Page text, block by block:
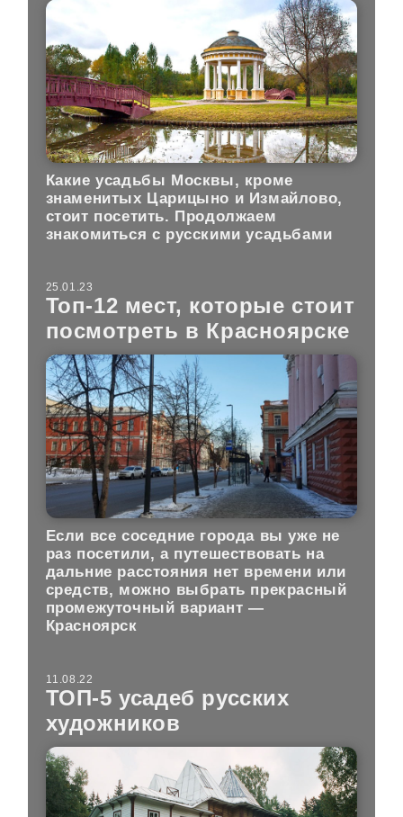
Какие усадьбы Москвы, кроме
знаменитых Царицыно и Измайлово,
стоит посетить. Продолжаем
знакомиться с русскими усадьбами
25.01.23
Топ-12 мест, которые стоит
посмотреть в Красноярске
Если все соседние города вы уже не
раз посетили, а путешествовать на
дальние расстояния нет времени или
средств, можно выбрать прекрасный
промежуточный вариант —
Красноярск
11.08.22
ТОП-5 усадеб русских
художников